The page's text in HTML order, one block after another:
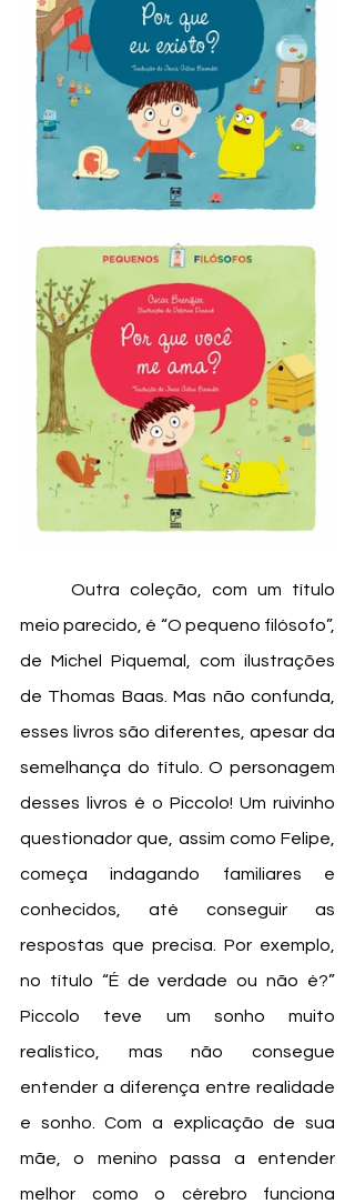
meio parecido, é “O pequeno filósofo”,
de Michel Piquemal, com ilustrações
de Thomas Baas. Mas não confunda,
esses livros são diferentes, apesar da
semelhança do título. O personagem
desses livros é o Piccolo! Um ruivinho
questionador que, assim como Felipe,
começa indagando familiares e
conhecidos, até conseguir as
respostas que precisa. Por exemplo,
no título “É de verdade ou não é?”
Piccolo teve um sonho muito
realístico, mas não consegue
entender a diferença entre realidade
e sonho. Com a explicação de sua
mãe, o menino passa a entender
melhor como o cérebro funciona